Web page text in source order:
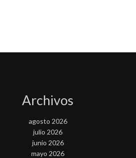
Archivos
agosto 2026
julio 2026
junio 2026
mayo 2026